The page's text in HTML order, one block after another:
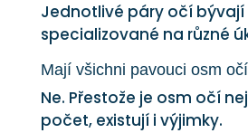
Jednotlivé páry očí bývají
specializované na různé
Mají všichni pavouci osm
Ne. Přestože je osm očí
počet, existují i výjimky.